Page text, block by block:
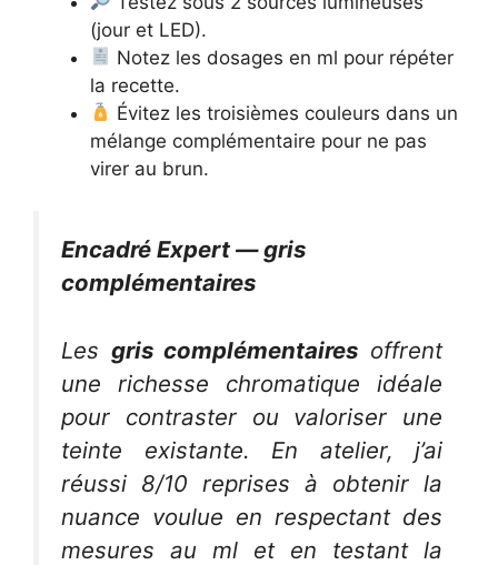
(jour et LED).
Notez les dosages en ml pour répéter
la recette.
Évitez les troisièmes couleurs dans un
mélange complémentaire pour ne pas
virer au brun.
Encadré Expert — gris
complémentaires
Les gris complémentaires offrent
une richesse chromatique idéale
pour contraster ou valoriser une
teinte existante. En atelier, j’ai
réussi 8/10 reprises à obtenir la
nuance voulue en respectant des
mesures au ml et en testant la